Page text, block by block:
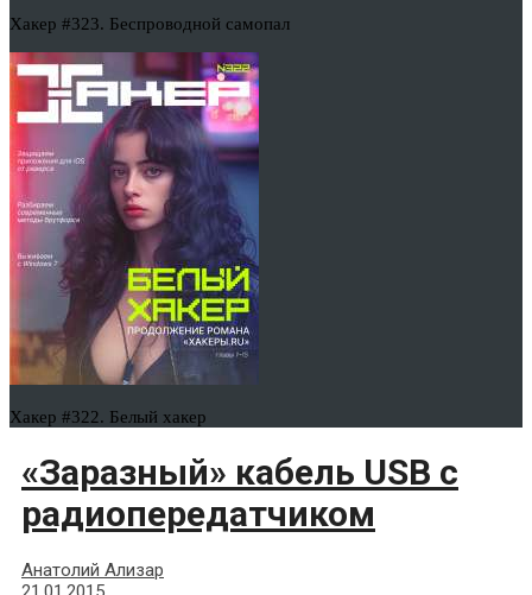
Хакер #323. Беспроводной самопал
Хакер #322. Белый хакер
«Заразный» кабель USB с
радиопередатчиком
Анатолий Ализар